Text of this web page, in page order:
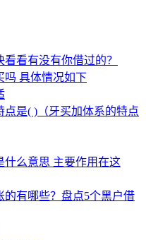
看有没有你借过的？
吗 具体情况如下
点是( )（牙买加体系的特点
什么意思 主要作用在这
的有哪些？盘点5个黑户借